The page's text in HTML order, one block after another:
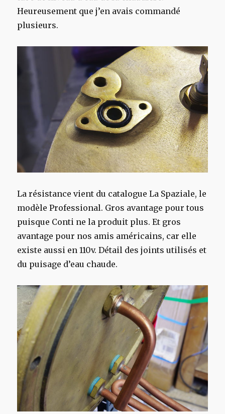
Heureusement que j’en avais commandé
plusieurs.
La résistance vient du catalogue La Spaziale, le
modèle Professional. Gros avantage pour tous
puisque Conti ne la produit plus. Et gros
avantage pour nos amis américains, car elle
existe aussi en 110v. Détail des joints utilisés et
du puisage d’eau chaude.